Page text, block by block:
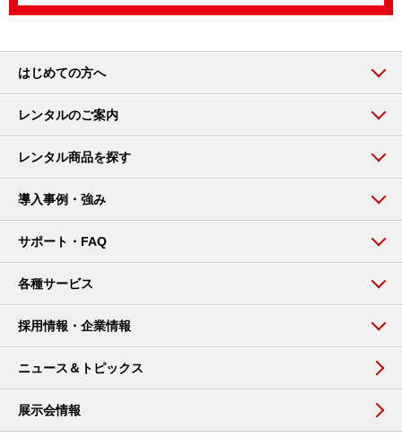
はじめての方へ
レンタルのご案内
レンタル商品を探す
導入事例・強み
サポート・FAQ
各種サービス
採用情報・企業情報
ニュース＆トピックス
展示会情報